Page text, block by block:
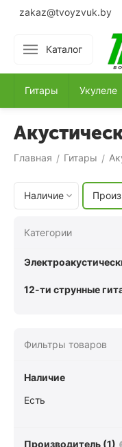
zakaz@tvoyzvuk.by
Каталог
Гитары Укулеле
Главная / Гитары /
Наличие
Категории
12-ти струнные
Фильтры товаров
Наличие
Есть
Производитель (1)